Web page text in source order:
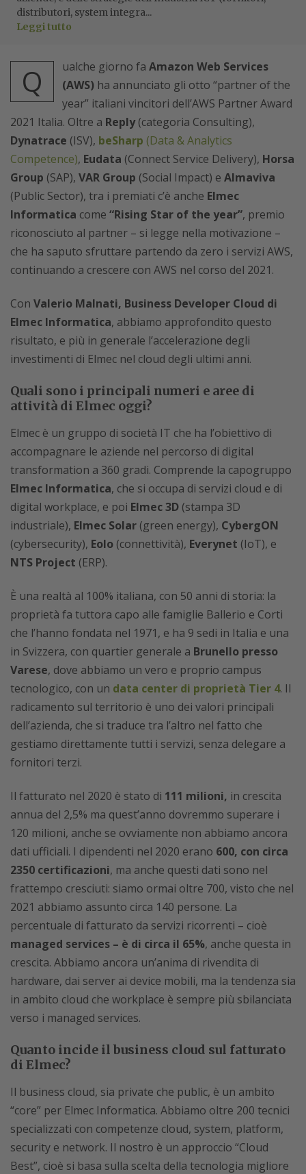
distributori, system integra...
Leggi tutto
Q ualche giorno fa Amazon Web Services
(AWS) ha annunciato gli otto “partner of the
year” italiani vincitori dell’AWS Partner Award
2021 Italia. Oltre a Reply(categoria Consulting),
Dynatrace (ISV), beSharp (Data & Analytics
Competence), Eudata (Connect Service Delivery), Horsa
Group (SAP), VAR Group (Social Impact) e Almaviva
(Public Sector), tra i premiati c’è anche Elmec
Informatica come “Rising Star of the year”, premio
riconosciuto al partner – si legge nella motivazione –
che ha saputo sfruttare partendo da zero i servizi AWS,
continuando a crescere con AWS nel corso del 2021.
Con Valerio Malnati, Business Developer Cloud di
Elmec Informatica, abbiamo approfondito questo
risultato, e più in generale l’accelerazione degli
investimenti di Elmec nel cloud degli ultimi anni.
Quali sono i principali numeri e aree di
attività di Elmec oggi?
Elmec è un gruppo di società IT che ha l’obiettivo di
accompagnare le aziende nel percorso di digital
transformation a 360 gradi. Comprende la capogruppo
Elmec Informatica, che si occupa di servizi cloud e di
digital workplace, e poi Elmec 3D (stampa 3D
industriale), Elmec Solar (green energy), CybergON
(cybersecurity), Eolo (connettività), Everynet (IoT), e
NTS Project (ERP).
È una realtà al 100% italiana, con 50 anni di storia: la
proprietà fa tuttora capo alle famiglie Ballerio e Corti
che l’hanno fondata nel 1971, e ha 9 sedi in Italia e una
in Svizzera, con quartier generale a Brunello presso
Varese, dove abbiamo un vero e proprio campus
tecnologico, con un data center di proprietà Tier 4. Il
radicamento sul territorio è uno dei valori principali
dell’azienda, che si traduce tra l’altro nel fatto che
gestiamo direttamente tutti i servizi, senza delegare a
fornitori terzi.
Il fatturato nel 2020 è stato di 111 milioni, in crescita
annua del 2,5% ma quest’anno dovremmo superare i
120 milioni, anche se ovviamente non abbiamo ancora
dati ufficiali. I dipendenti nel 2020 erano 600, con circa
2350 certificazioni, ma anche questi dati sono nel
frattempo cresciuti: siamo ormai oltre 700, visto che nel
2021 abbiamo assunto circa 140 persone. La
percentuale di fatturato da servizi ricorrenti – cioè
managed services – è di circa il 65%, anche questa in
crescita. Abbiamo ancora un’anima di rivendita di
hardware, dai server ai device mobili, ma la tendenza sia
in ambito cloud che workplace è sempre più sbilanciata
verso i managed services.
Quanto incide il business cloud sul fatturato
di Elmec?
Il business cloud, sia private che public, è un ambito
“core” per Elmec Informatica. Abbiamo oltre 200 tecnici
specializzati con competenze cloud, system, platform,
security e network. Il nostro è un approccio “Cloud
Best”, cioè si basa sulla scelta della tecnologia migliore